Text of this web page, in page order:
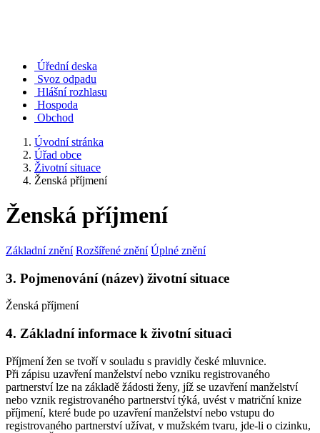
Úřední deska
Svoz odpadu
Hlášní rozhlasu
Hospoda
Obchod
Úvodní stránka
Úřad obce
Životní situace
Ženská příjmení
Ženská příjmení
Základní znění Rozšířené znění Úplné znění
3. Pojmenování (název) životní situace
Ženská příjmení
4. Základní informace k životní situaci
Příjmení žen se tvoří v souladu s pravidly české mluvnice.
Při zápisu uzavření manželství nebo vzniku registrovaného
partnerství lze na základě žádosti ženy, jíž se uzavření manželství
nebo vznik registrovaného partnerství týká, uvést v matriční knize
příjmení, které bude po uzavření manželství nebo vstupu do
registrovaného partnerství užívat, v mužském tvaru, jde-li o cizinku,